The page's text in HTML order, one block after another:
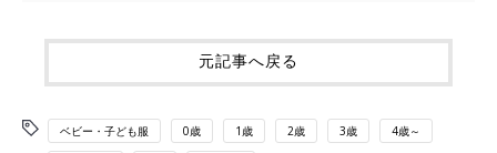
元記事へ戻る
ベビー・子ども服 0歳 1歳 2歳 3歳 4歳～